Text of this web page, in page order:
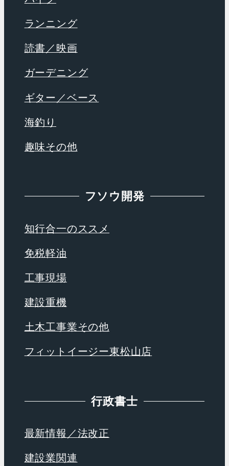
ランニング
読書／映画
ガーデニング
ギター／ベース
海釣り
趣味その他
フソウ開発
知行合一のススメ
免税軽油
工事現場
建設重機
土木工事業その他
フィットイージー東松山店
行政書士
最新情報／法改正
建設業関連